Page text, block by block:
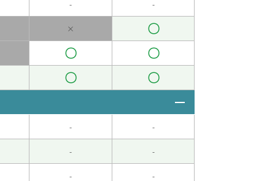
れるようになるようにしたいと思います。
うかよろしくお願いします。( 60代 男性 )
我的个人信息，姓名、地址和生年月日。糟
- -
×
〇
〇
〇
〇
〇
- -
- -
- -